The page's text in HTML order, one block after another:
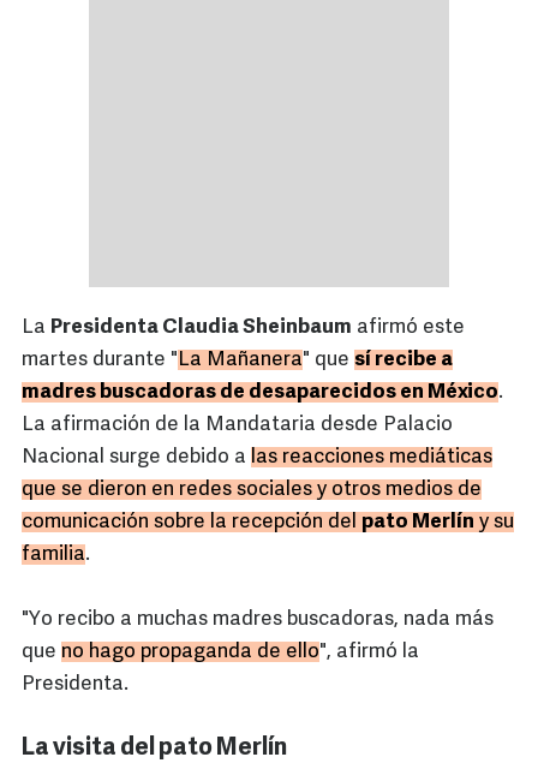
La Presidenta Claudia Sheinbaum afirmó este
martes durante "La Mañanera" que sí recibe a
madres buscadoras de desaparecidos en México.
La afirmación de la Mandataria desde Palacio
Nacional surge debido a las reacciones mediáticas
que se dieron en redes sociales y otros medios de
comunicación sobre la recepción del pato Merlín y su
familia.
"Yo recibo a muchas madres buscadoras, nada más
que no hago propaganda de ello", afirmó la
Presidenta.
La visita del pato Merlín